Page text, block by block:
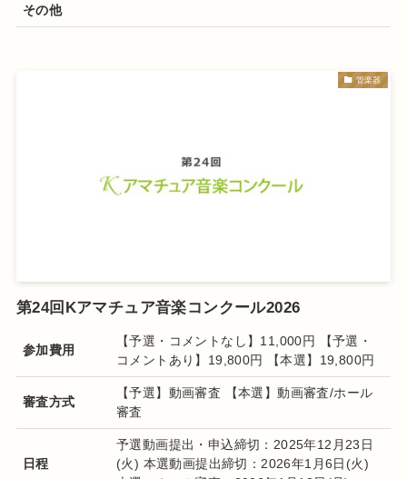
その他
管楽器
第24回Kアマチュア音楽コンクール2026
参加費用
【予選・コメントなし】11,000円 【予選・
コメントあり】19,800円 【本選】19,800円
審査方式
【予選】動画審査 【本選】動画審査/ホール
審査
日程
予選動画提出・申込締切：2025年12月23日
(火) 本選動画提出締切：2026年1月6日(火)